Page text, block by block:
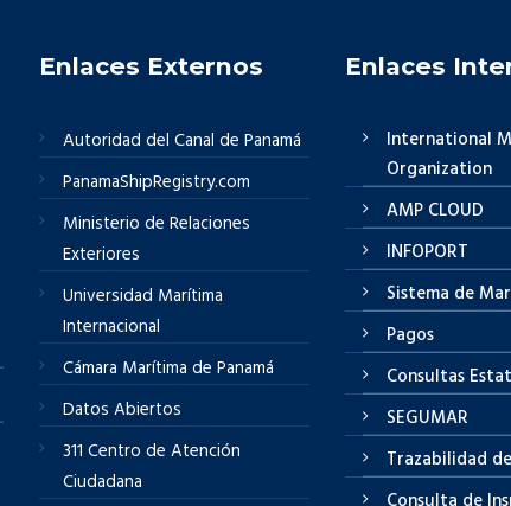
Enlaces Externos
Autoridad del Canal de Panamá
PanamaShipRegistry.com
Ministerio de Relaciones
Exteriores
Universidad Marítima
Internacional
Cámara Marítima de Panamá
Datos Abiertos
311 Centro de Atención
Ciudadana
Enlaces
International
Organization
AMP CLOUD
INFOPORT
Sistema de
Pagos
Consultas
SEGUMAR
Trazabilidad